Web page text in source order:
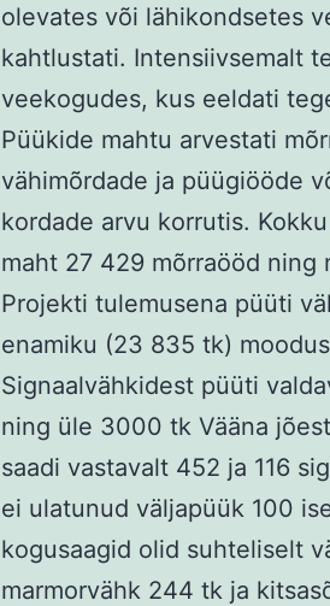
olevates või lähikondsetes
kahtlustati. Intensiivsemalt
veekogudes, kus eeldati
Püükide mahtu arvestati
vähimõrdade ja püügiööde
kordade arvu korrutis.
maht 27 429 mõrraööd
Projekti tulemusena püüti
enamiku (23 835 tk)
Signaalvähkidest püüti
ning üle 3000 tk Vääna
saadi vastavalt 452 ja 116
ei ulatunud väljapüük 100
kogusaagid olid suhteliselt
marmorvähk 244 tk ja